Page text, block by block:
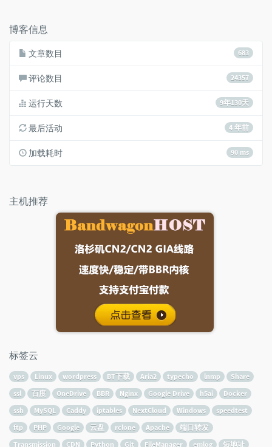
博客信息
683
文章数目
24357
评论数目
9年130天
运行天数
4 年前
最后活动
90 ms
加载耗时
主机推荐
标签云
vps Linux wordpress BT下载 Aria2 typecho lnmp
Share
ssl
百度 OneDrive BBR Nginx Google Drive h5ai
Docker
ssh
MySQL Caddy iptables NextCloud Windows
speedtest
ftp
PHP Google 云盘 rclone Apache
端口转发
Transmission
CDN Python Git FileManager emlog 短地址